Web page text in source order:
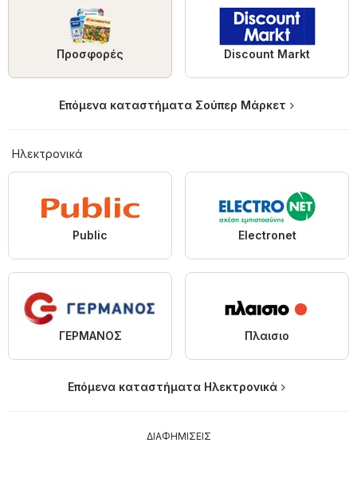
Προσφορές Discount Markt
Επόμενα καταστήματα Σούπερ Μάρκετ
Hλεκτρονικά
Public Electronet
ΓΕΡΜΑΝΟΣ Πλαισιο
Επόμενα καταστήματα Hλεκτρονικά
ΔΙΑΦΗΜΙΣΕΙΣ